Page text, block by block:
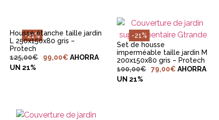
-21%
Housse étanche taille jardin
L 250x150x80 gris –
Protech
125,00€ 99,00€ AHORRA
UN 21%
-21%
Set de housse
imperméable taille jardin M
200x150x80 gris – Protech
100,00€ 79,00€ AHORRA
UN 21%
AJOUTER AU
AJOUTER AU